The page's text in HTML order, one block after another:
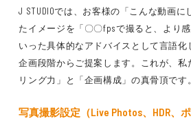
J STUDIOでは、お客様の「こんな動画
たイメージを「〇〇fpsで撮ると、より
いった具体的なアドバイスとして言語化
企画段階からご提案します。これが、私
リング力」と「企画構成」の真骨頂です。
写真撮影設定（Live Photos、HDR、